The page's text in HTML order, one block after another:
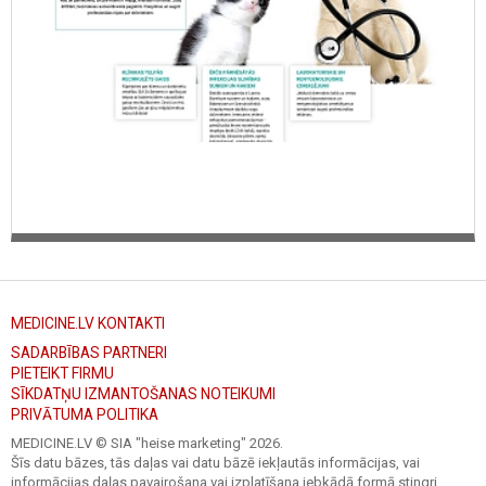
MEDICINE.LV KONTAKTI
SADARBĪBAS PARTNERI
PIETEIKT FIRMU
SĪKDATŅU IZMANTOŠANAS NOTEIKUMI
PRIVĀTUMA POLITIKA
MEDICINE.LV © SIA "heise marketing" 2026.
Šīs datu bāzes, tās daļas vai datu bāzē iekļautās informācijas, vai
informācijas daļas pavairošana vai izplatīšana jebkādā formā stingri